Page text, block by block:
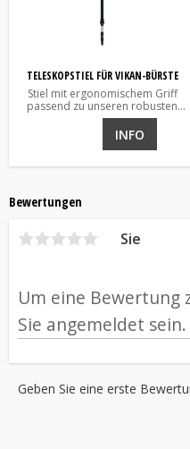
Bewertungen
Sie
Geben Sie eine erste
TELESKOPSTIEL FÜR VIKAN-BÜRSTE
Stiel mit ergonomischem Griff
passend zu unseren robusten
Bürsten
INFO